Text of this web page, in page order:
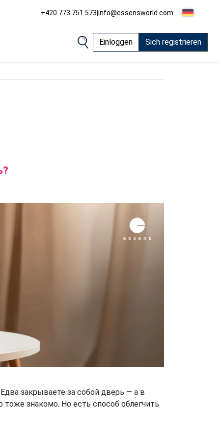
+420 773 751 573|info@essensworld.com
Einloggen Sich registrieren
закрываете за собой дверь — а в
знакомо. Но есть способ облегчить